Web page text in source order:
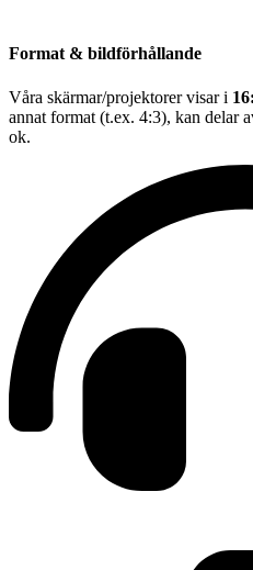
Format & bildförhållande
Våra skärmar/projektorer visar i
annat format (t.ex. 4:3), kan delar
ok.